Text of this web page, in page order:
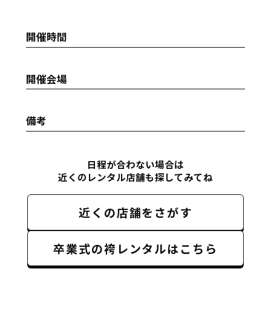
開催時間
開催会場
備考
日程が合わない場合は
近くのレンタル店舗も探してみてね
近くの店舗をさがす
卒業式の袴レンタルはこちら